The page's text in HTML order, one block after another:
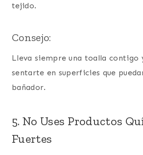
tejido.
Consejo:
Lleva siempre una toalla contigo
sentarte en superficies que
bañador.
5. No Uses Productos
Fuertes